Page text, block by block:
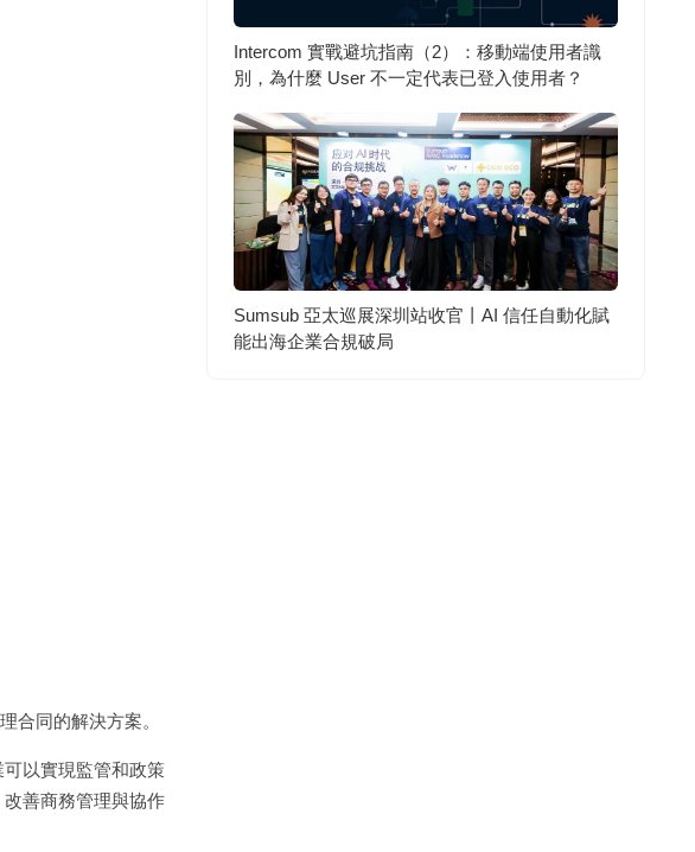
合同的解決方案。
以實現監管和政策
善商務管理與協作
Intercom 實戰避坑指南（2）：移動端使用者識
別，為什麼 User 不一定代表已登入使用者？
Sumsub 亞太巡展深圳站收官丨AI 信任自動化賦
能出海企業合規破局